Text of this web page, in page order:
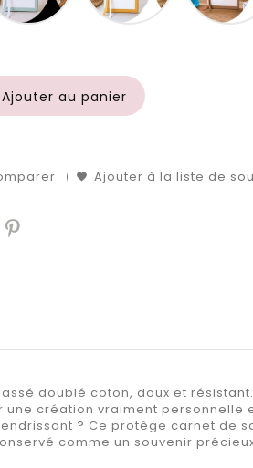
Ajouter au panier
Ajouter à la liste de
doublé coton, doux et
création vraiment personnelle
? Ce protège carnet de
comme un souvenir